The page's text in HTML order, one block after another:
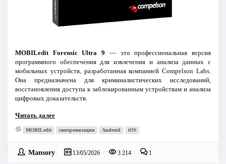
MOBILedit Forensic Ultra 9 — это профессиональная версия
программного обеспечения для извлечения и анализа данных с
мобильных устройств, разработанная компанией Compelson Labs.
Она предназначена для криминалистических исследований,
восстановления доступа к заблокированным устройствам и анализа
цифровых доказательств.
Читать далее
MOBILedit синхронизация Android iOS
Mansory 13/05/2026 3 214 1